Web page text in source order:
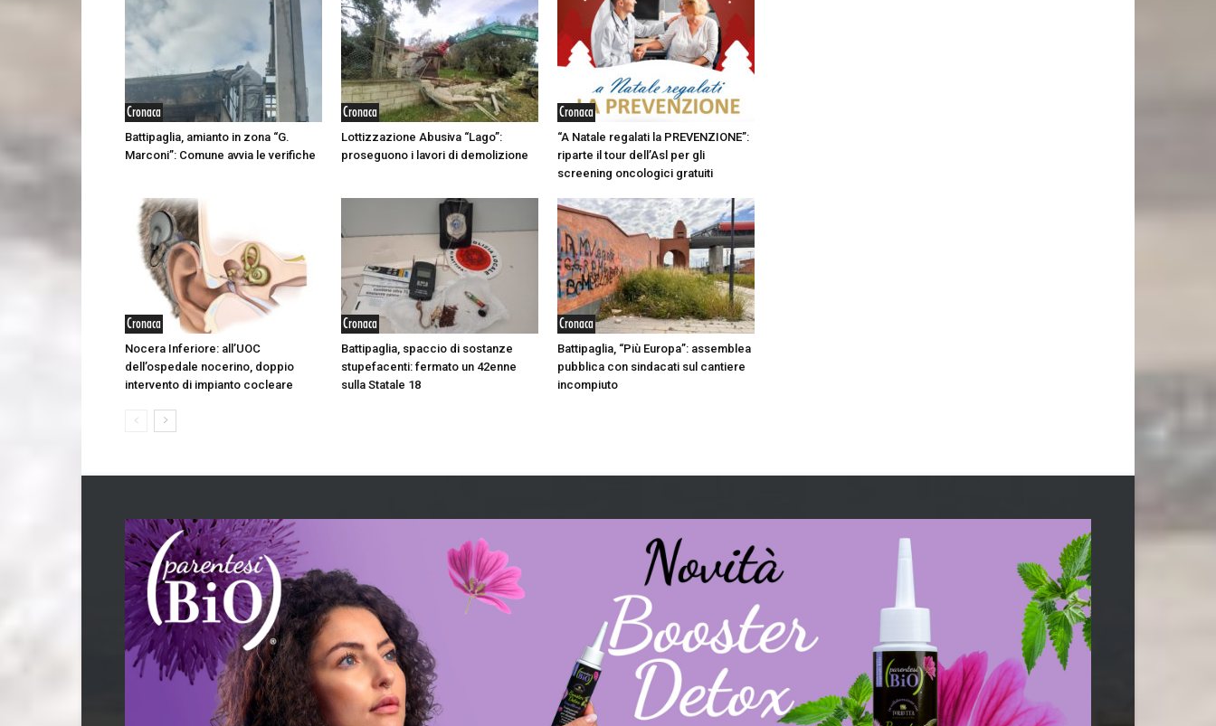
Cronaca
Battipaglia, amianto in zona “G.
Marconi”: Comune avvia le verifiche
Cronaca
Lottizzazione Abusiva “Lago”:
proseguono i lavori di demolizione
Cronaca
“A Natale regalati la PREVENZIONE”:
riparte il tour dell’Asl per gli
screening oncologici gratuiti
Cronaca
Nocera Inferiore: all’UOC
dell’ospedale nocerino, doppio
intervento di impianto cocleare
Cronaca
Battipaglia, spaccio di sostanze
stupefacenti: fermato un 42enne
sulla Statale 18
Cronaca
Battipaglia, “Più Europa”: assemblea
pubblica con sindacati sul cantiere
incompiuto